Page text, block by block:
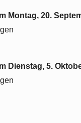
Montag, 20.
Dienstag, 5.